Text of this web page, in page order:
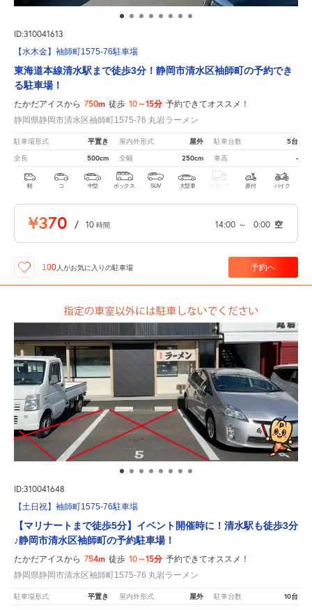
ID:310041613
【水木金】袖師町1575-76駐車場
東海道本線清水駅まで徒歩3分！静岡市清水区袖師町の予約でき
る駐車場！
たかだアイスから 750m 徒歩 10～15分 予約できてオススメ！
静岡県静岡市清水区袖師町1575-76 丸岩ラーメン
駐車場形式 平置き 屋内外形式 屋外 駐車台数 5台
全長 500cm 全幅 250cm 車高 -
軽 コ 中型 ボックス SUV 大型車 トラック 原付 バイク
¥370 / 10 時間 14:00 ～ 0:00 空
100 人がお気に入りの駐車場 予約へ
ID:310041648
【土日祝】袖師町1575-76駐車場
【マリナートまで徒歩5分】イベント開催時に！清水駅も徒歩3分
♪静岡市清水区袖師町の予約駐車場！
たかだアイスから 754m 徒歩 10～15分 予約できてオススメ！
静岡県静岡市清水区袖師町1575-76 丸岩ラーメン
駐車場形式 平置き 屋内外形式 屋外 駐車台数 10台